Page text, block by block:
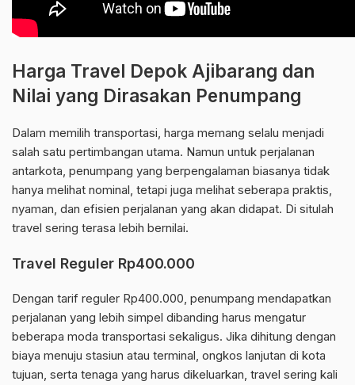
Harga Travel Depok Ajibarang dan
Nilai yang Dirasakan Penumpang
Dalam memilih transportasi, harga memang selalu menjadi
salah satu pertimbangan utama. Namun untuk perjalanan
antarkota, penumpang yang berpengalaman biasanya tidak
hanya melihat nominal, tetapi juga melihat seberapa praktis,
nyaman, dan efisien perjalanan yang akan didapat. Di situlah
travel sering terasa lebih bernilai.
Travel Reguler Rp400.000
Dengan tarif reguler Rp400.000, penumpang mendapatkan
perjalanan yang lebih simpel dibanding harus mengatur
beberapa moda transportasi sekaligus. Jika dihitung dengan
biaya menuju stasiun atau terminal, ongkos lanjutan di kota
tujuan, serta tenaga yang harus dikeluarkan, travel sering kali